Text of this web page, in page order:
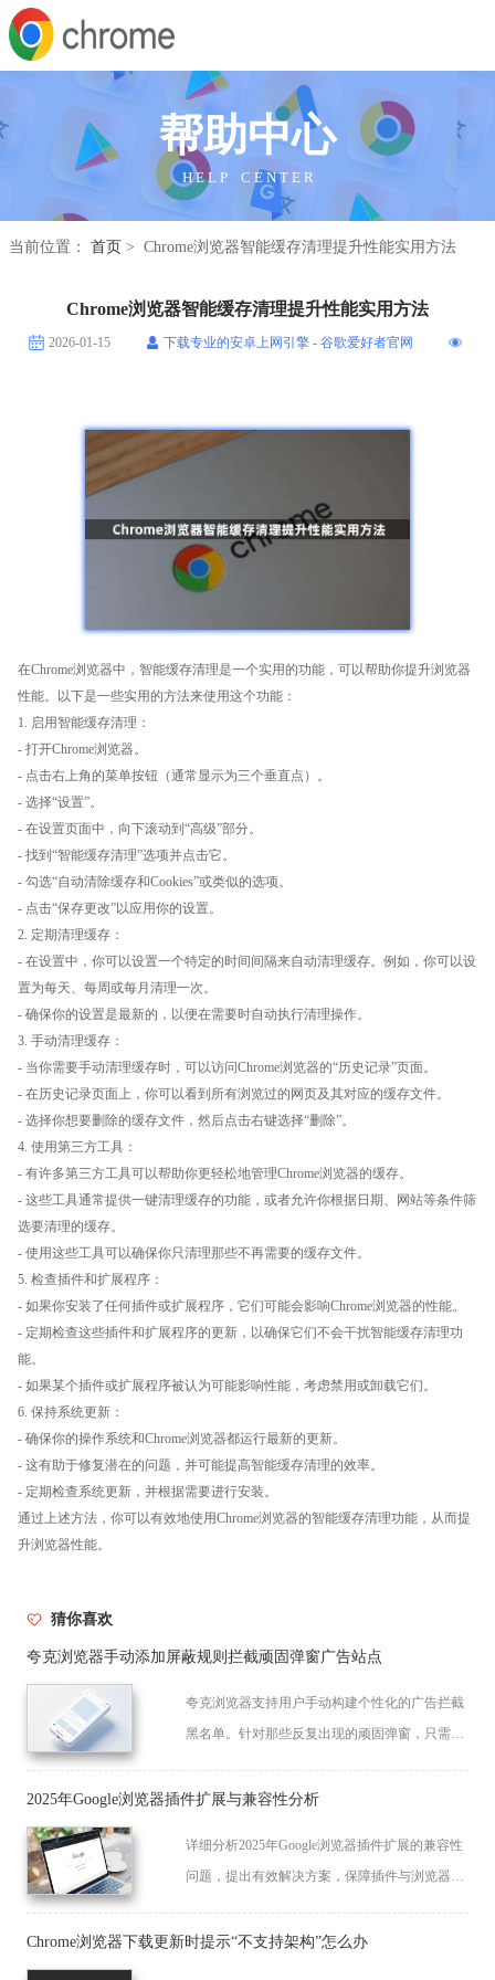
帮助中心
H E L P C E N T E R
当前位置： 首页 > Chrome浏览器智能缓存清理提升性能实用方法
Chrome浏览器智能缓存清理提升性能实用方法
2026-01-15 下载专业的安卓上网引擎 - 谷歌爱好者官网
在Chrome浏览器中，智能缓存清理是一个实用的功能，可以帮助你提升浏览器
性能。以下是一些实用的方法来使用这个功能：
1. 启用智能缓存清理：
- 打开Chrome浏览器。
- 点击右上角的菜单按钮（通常显示为三个垂直点）。
- 选择“设置”。
- 在设置页面中，向下滚动到“高级”部分。
- 找到“智能缓存清理”选项并点击它。
- 勾选“自动清除缓存和Cookies”或类似的选项。
- 点击“保存更改”以应用你的设置。
2. 定期清理缓存：
- 在设置中，你可以设置一个特定的时间间隔来自动清理缓存。例如，你可以设
置为每天、每周或每月清理一次。
- 确保你的设置是最新的，以便在需要时自动执行清理操作。
3. 手动清理缓存：
- 当你需要手动清理缓存时，可以访问Chrome浏览器的“历史记录”页面。
- 在历史记录页面上，你可以看到所有浏览过的网页及其对应的缓存文件。
- 选择你想要删除的缓存文件，然后点击右键选择“删除”。
4. 使用第三方工具：
- 有许多第三方工具可以帮助你更轻松地管理Chrome浏览器的缓存。
- 这些工具通常提供一键清理缓存的功能，或者允许你根据日期、网站等条件筛
选要清理的缓存。
- 使用这些工具可以确保你只清理那些不再需要的缓存文件。
5. 检查插件和扩展程序：
- 如果你安装了任何插件或扩展程序，它们可能会影响Chrome浏览器的性能。
- 定期检查这些插件和扩展程序的更新，以确保它们不会干扰智能缓存清理功
能。
- 如果某个插件或扩展程序被认为可能影响性能，考虑禁用或卸载它们。
6. 保持系统更新：
- 确保你的操作系统和Chrome浏览器都运行最新的更新。
- 这有助于修复潜在的问题，并可能提高智能缓存清理的效率。
- 定期检查系统更新，并根据需要进行安装。
通过上述方法，你可以有效地使用Chrome浏览器的智能缓存清理功能，从而提
升浏览器性能。
猜你喜欢
夸克浏览器手动添加屏蔽规则拦截顽固弹窗广告站点
夸克浏览器支持用户手动构建个性化的广告拦截
黑名单。针对那些反复出现的顽固弹窗，只需添
无广告干扰的网页浏览环境。
2025年Google浏览器插件扩展与兼容性分析
详细分析2025年Google浏览器插件扩展的兼容性
问题，提出有效解决方案，保障插件与浏览器及
Chrome浏览器下载更新时提示“不支持架构”怎么办